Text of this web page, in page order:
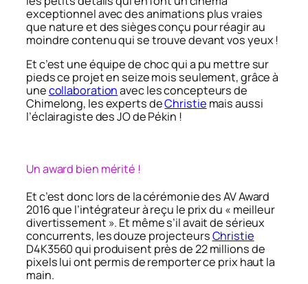
exceptionnel avec des animations plus vraies
que nature et des sièges conçu pour réagir au
moindre contenu qui se trouve devant vos yeux !
Et c’est une équipe de choc qui a pu mettre sur
pieds ce projet en seize mois seulement, grâce à
unecollaborationavec les concepteurs de
Chimelong, les experts deChristie mais aussi
l’éclairagiste des JO de Pékin !
Un award bien mérité !
Et c’est donc lors de la cérémonie des AV Award
2016 que l’intégrateur à reçu le prix du « meilleur
divertissement ». Et même s’il avait de sérieux
concurrents, les douze projecteursChristie
D4K3560 qui produisent près de 22 millions de
pixels lui ont permis de remporter ce prix haut la
main.